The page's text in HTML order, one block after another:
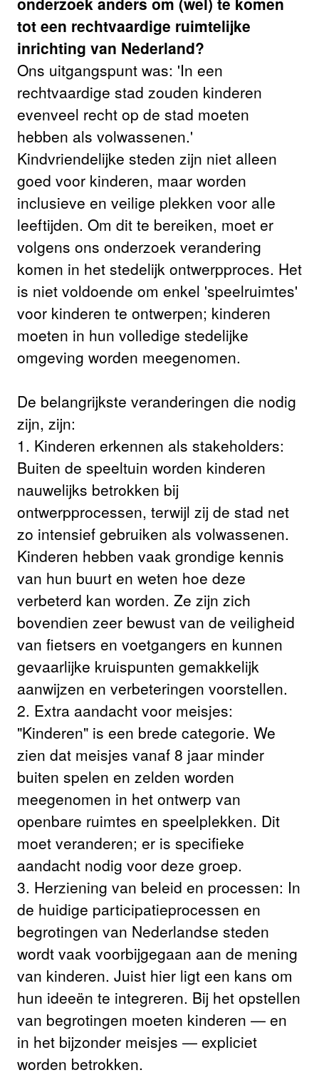
tot een rechtvaardige ruimtelijke
inrichting van Nederland?
Ons uitgangspunt was: 'In een
rechtvaardige stad zouden kinderen
evenveel recht op de stad moeten
hebben als volwassenen.'
Kindvriendelijke steden zijn niet alleen
goed voor kinderen, maar worden
inclusieve en veilige plekken voor alle
leeftijden. Om dit te bereiken, moet er
volgens ons onderzoek verandering
komen in het stedelijk ontwerpproces. Het
is niet voldoende om enkel 'speelruimtes'
voor kinderen te ontwerpen; kinderen
moeten in hun volledige stedelijke
omgeving worden meegenomen.
De belangrijkste veranderingen die nodig
zijn, zijn:
1. Kinderen erkennen als stakeholders:
Buiten de speeltuin worden kinderen
nauwelijks betrokken bij
ontwerpprocessen, terwijl zij de stad net
zo intensief gebruiken als volwassenen.
Kinderen hebben vaak grondige kennis
van hun buurt en weten hoe deze
verbeterd kan worden. Ze zijn zich
bovendien zeer bewust van de veiligheid
van fietsers en voetgangers en kunnen
gevaarlijke kruispunten gemakkelijk
aanwijzen en verbeteringen voorstellen.
2. Extra aandacht voor meisjes:
"Kinderen" is een brede categorie. We
zien dat meisjes vanaf 8 jaar minder
buiten spelen en zelden worden
meegenomen in het ontwerp van
openbare ruimtes en speelplekken. Dit
moet veranderen; er is specifieke
aandacht nodig voor deze groep.
3. Herziening van beleid en processen: In
de huidige participatieprocessen en
begrotingen van Nederlandse steden
wordt vaak voorbijgegaan aan de mening
van kinderen. Juist hier ligt een kans om
hun ideeën te integreren. Bij het opstellen
van begrotingen moeten kinderen — en
in het bijzonder meisjes — expliciet
worden betrokken.